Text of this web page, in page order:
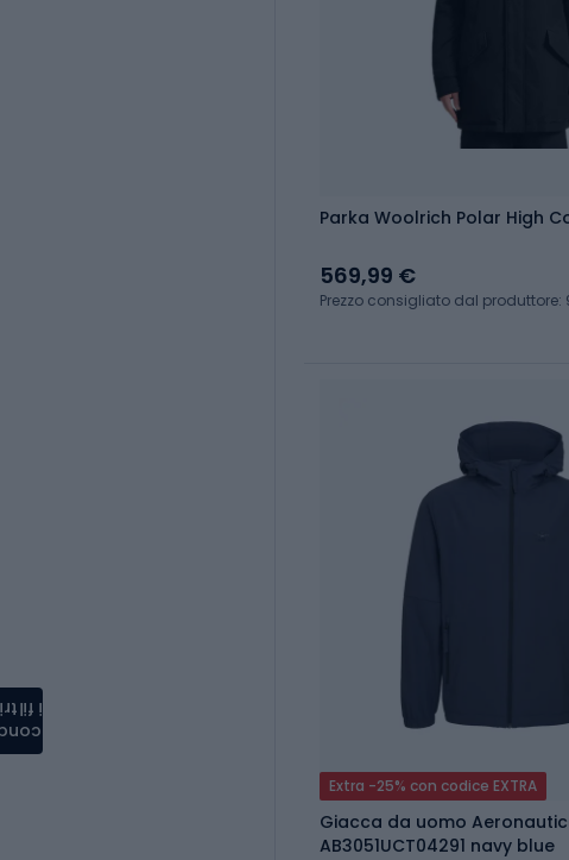
Parka Woolrich Polar High
569,99 €
Prezzo consigliato dal produttore:
Extra -25% con codice EXTRA
Giacca da uomo
AB3051UCT04291 navy blue
i filtri